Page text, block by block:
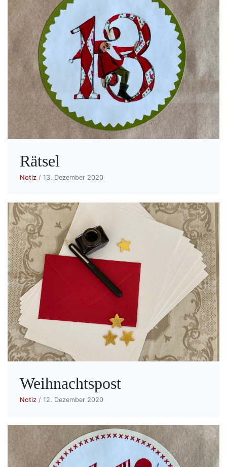
Rätsel
Notiz / 13. Dezember 2020
Weihnachtspost
Notiz / 12. Dezember 2020